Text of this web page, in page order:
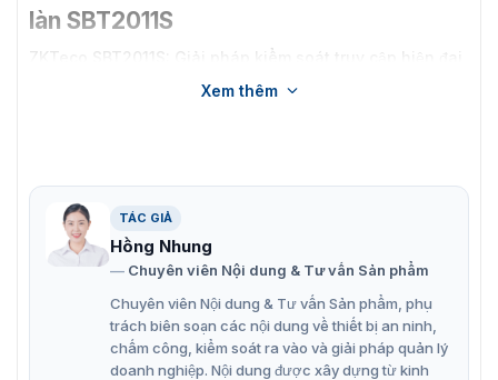
làn SBT2011S
ZKTeco SBT2011S: Giải pháp kiểm soát truy cập hiện đại
an toàn và chuyên nghiệp. Với nhiều tính năng công
Bao gồm đầu đọc thẻ RFID và bộ điều khiển trung tâm
PGIC.
Thiết kế phù hợp cho cả người dùng bình thường và
người khuyết tật.
Cảm biến hồng ngoại nhạy ở phần dưới để tránh va
chạm khi cổng di chuyển.
Xem thêm
TÁC GIẢ
Hồng Nhung
Chuyên viên Nội dung & Tư vấn Sản phẩm
Chuyên viên Nội dung & Tư vấn Sản phẩm, phụ
trách biên soạn các nội dung về thiết bị an ninh,
chấm công, kiểm soát ra vào và giải pháp quản lý
doanh nghiệp. Nội dung được xây dựng từ kinh